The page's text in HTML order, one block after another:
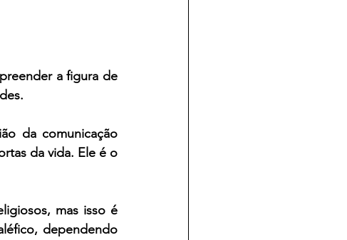
a figura de
da comunicação
da vida. Ele é o
mas isso é
dependendo